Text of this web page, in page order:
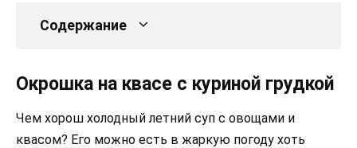
Содержание
Окрошка на квасе с куриной грудкой
Чем хорош холодный летний суп с овощами и
квасом? Его можно есть в жаркую погоду хоть